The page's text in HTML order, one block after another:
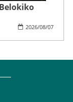
2026/08/07